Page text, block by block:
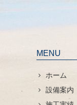
MENU
ホーム
設備案内